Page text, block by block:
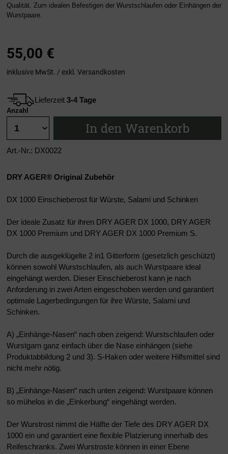
Qualität. Zum idealen Befestigen der Wurstschlaufen oder Einhängen der
Wurstpaare.
55,00 €
inklusive MwSt. / exkl. Versandkosten
Lieferzeit 3-4 Tage
Anzahl
In den Warenkorb
Art.-Nr.: DX0022
DRY AGER® Original Zubehör
DX 1000 Einschieberost für Würste, Salami und Schinken
Der ideale Zusatz für ihren DRY AGER DX 1000, DRY AGER
DX 1000 Premium und DRY AGER DX 1000 Premium S.
Durch die ausgeklügelte 2 in1 Gitterform (gesetzlich geschützt)
können sowohl Wurstschlaufen, als auch Wurstpaare ideal
eingehängt werden. Dieser Einschieberost kann je nach
Anforderung in zwei Arten eingeschoben werden und garantiert
optimale Lagerbedingungen für ihre Würste, Salami und
Schinken.
A) „Einhänge-Nasen“ nach oben zeigend: Wurstschlaufen oder
Wurstgarn ganz einfach über die Nase einhängen (siehe
Produktabbildung 2 und 3). S-Haken oder weitere Hilfsmittel sind
nicht mehr nötig.
B) „Einhänge-Nasen“ nach unten zeigend: Wurstpaare können
so mühelos in die „Einkerbung“ eingehängt werden.
Der Wurstrost nimmt die Hälfte der Tiefe des DRY AGER DX
1000 ein und garantiert eine flexible Platzierung innerhalb des
Reifeschranks. Zwei Wurstroste können in einer Ebene